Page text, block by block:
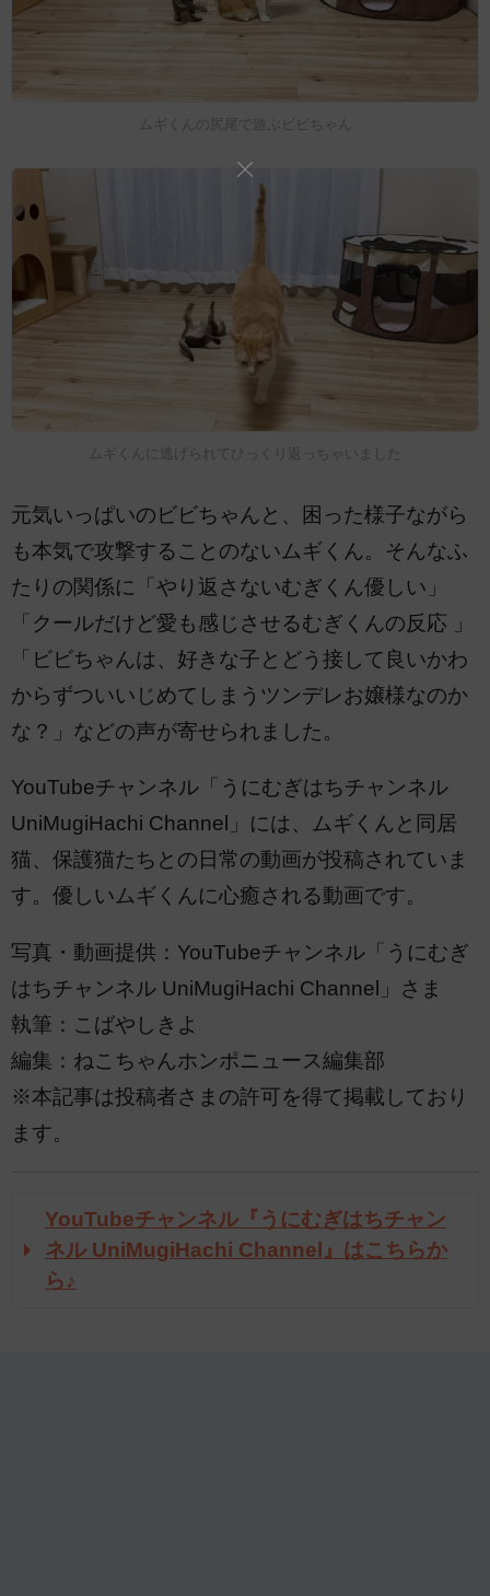
ムギくんの尻尾で遊ぶビビちゃん
ムギくんに逃げられてひっくり返っちゃいました
元気いっぱいのビビちゃんと、困った様子ながら
も本気で攻撃することのないムギくん。そんなふ
たりの関係に「やり返さないむぎくん優しい」
「クールだけど愛も感じさせるむぎくんの反応 」
「ビビちゃんは、好きな子とどう接して良いかわ
からずついいじめてしまうツンデレお嬢様なのか
な？」などの声が寄せられました。
YouTubeチャンネル「うにむぎはちチャンネル
UniMugiHachi Channel」には、ムギくんと同居
猫、保護猫たちとの日常の動画が投稿されていま
す。優しいムギくんに心癒される動画です。
写真・動画提供：YouTubeチャンネル「うにむぎ
はちチャンネル UniMugiHachi Channel」さま
執筆：こばやしきよ
編集：ねこちゃんホンポニュース編集部
※本記事は投稿者さまの許可を得て掲載しており
ます。
YouTubeチャンネル『うにむぎはちチャン
ネル UniMugiHachi Channel』はこちらか
ら♪